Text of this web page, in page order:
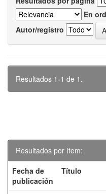
En
Autor/registro
Resultados 1-1 de 1.
Resultados por ítem:
Fecha de
publicación
Título